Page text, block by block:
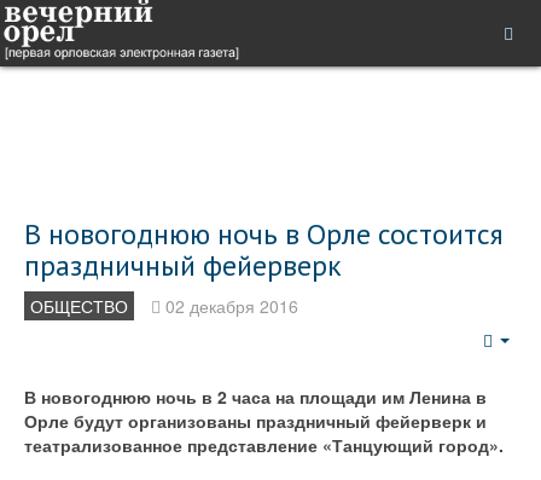
В новогоднюю ночь в Орле состоится
праздничный фейерверк
ОБЩЕСТВО 02 декабря 2016
В новогоднюю ночь в 2 часа на площади им Ленина в
Орле будут организованы праздничный фейерверк и
театрализованное представление «Танцующий город».